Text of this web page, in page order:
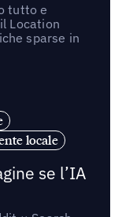
tutto e
Location
sparse in
locale
se l’IA